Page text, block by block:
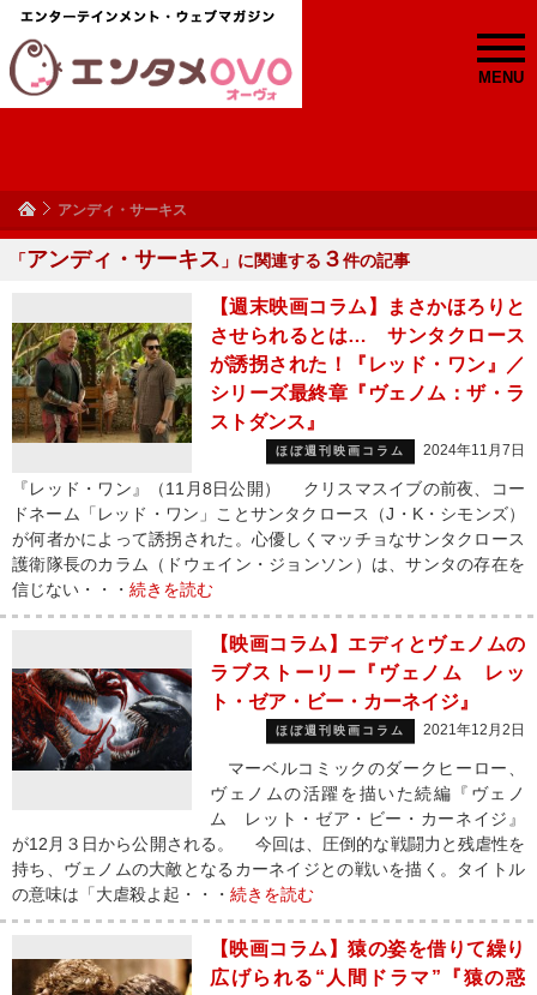
MENU
アンディ・サーキス
「アンディ・サーキス 」に関連する ３件の記事
【週末映画コラム】まさかほろりと
させられるとは… サンタクロース
が誘拐された！『レッド・ワン』／
シリーズ最終章『ヴェノム：ザ・ラ
ストダンス』
ほぼ週刊映画コラム 2024年11月7日
『レッド・ワン』（11月8日公開） クリスマスイブの前夜、コー
ドネーム「レッド・ワン」ことサンタクロース（J・K・シモンズ）
が何者かによって誘拐された。心優しくマッチョなサンタクロース
護衛隊長のカラム（ドウェイン・ジョンソン）は、サンタの存在を
信じない・・・ 続きを読む
【映画コラム】エディとヴェノムの
ラブストーリー『ヴェノム レッ
ト・ゼア・ビー・カーネイジ』
ほぼ週刊映画コラム 2021年12月2日
マーベルコミックのダークヒーロー、
ヴェノムの活躍を描いた続編『ヴェノ
ム レット・ゼア・ビー・カーネイジ』
が12月３日から公開される。 今回は、圧倒的な戦闘力と残虐性を
持ち、ヴェノムの大敵となるカーネイジとの戦いを描く。タイトル
の意味は「大虐殺よ起・・・ 続きを読む
【映画コラム】猿の姿を借りて繰り
広げられる“人間ドラマ”『猿の惑